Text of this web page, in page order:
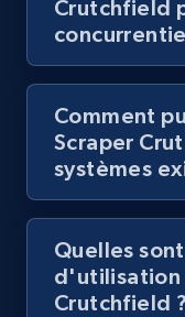
Lazada -
keyword
URL, Title,
price, Currency,
Crutchfield
Comment
Scraper
systèmes
Quelles
d'utilisation
Crutchfield ?